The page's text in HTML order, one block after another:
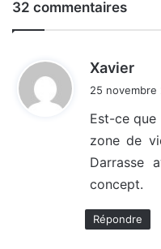
32 commentaires
Xavier
:
25 novembre
Est-ce
zone de
Darrasse
concept.
Répondre